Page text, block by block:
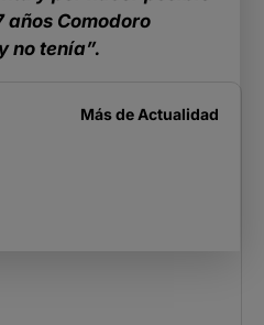
años Comodoro
no tenía”.
Más de Actualidad